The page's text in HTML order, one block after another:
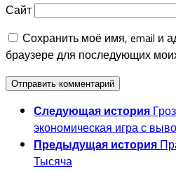
Сайт
Сохранить моё имя, email и
браузере для последующих
Следующая история
экономическая игра с
Предыдущая история
Тысяча